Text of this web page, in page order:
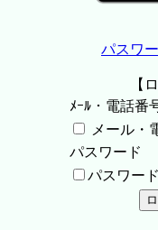
パスワ
【
ﾒｰﾙ・電話番
メール・
パスワード
パスワー